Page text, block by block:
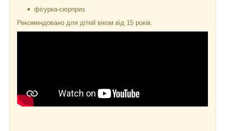
фігурка-сюрприз.
Рекомендовано для дітей віком від 15 років.